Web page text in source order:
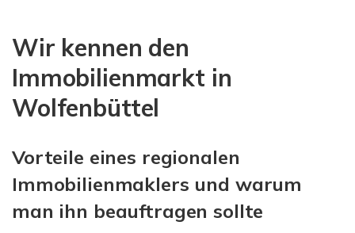
Wir kennen den
Immobilienmarkt in
Wolfenbüttel
Vorteile eines regionalen
Immobilienmaklers und warum
man ihn beauftragen sollte